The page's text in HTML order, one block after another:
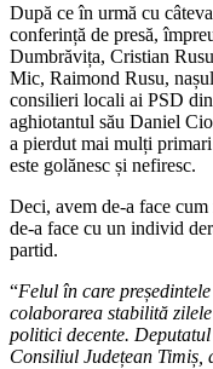
După ce în urmă cu
conferință de presă,
Dumbrăvița, Cristian
Mic, Raimond Rusu,
consilieri locali ai PSD
aghiotantul său Daniel
a pierdut mai mulți
este golănesc și nefiresc.
Deci, avem de-a face
de-a face cu un individ
partid.
“Felul în care
colaborarea stabilită
politici decente.
Consiliul Județean Timiș,